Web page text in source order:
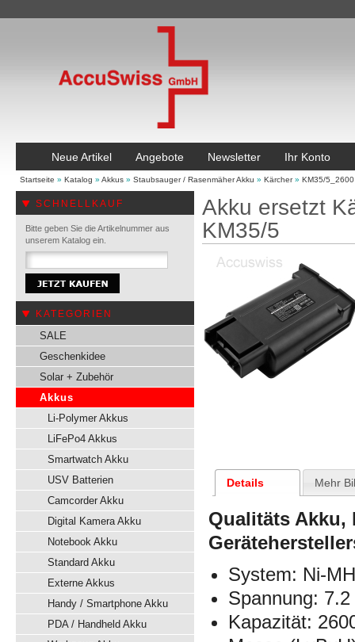
Neue Artikel Angebote Newsletter Ihr Konto
Startseite » Katalog » Akkus » Staubsauger / Rasenmäher Akku » Kärcher» KM35/5_2600
SCHNELLKAUF
Bitte geben Sie die Artikelnummer aus
unserem Katalog ein.
KATEGORIEN
SALE
Geschenkidee
Solar + Zubehör
Akkus
Li-Polymer Akkus
LiFePo4 Akkus
Smartwatch Akku
USV Batterien
Camcorder Akku
Digital Kamera Akku
Notebook Akku
Standard Akku
Externe Akkus
Handy / Smartphone Akku
PDA / Handheld Akku
Akku ersetzt
KM35/5
Details Mehr
Qualitäts Akku,
System: Ni-
Spannung: 7.2
Kapazität: